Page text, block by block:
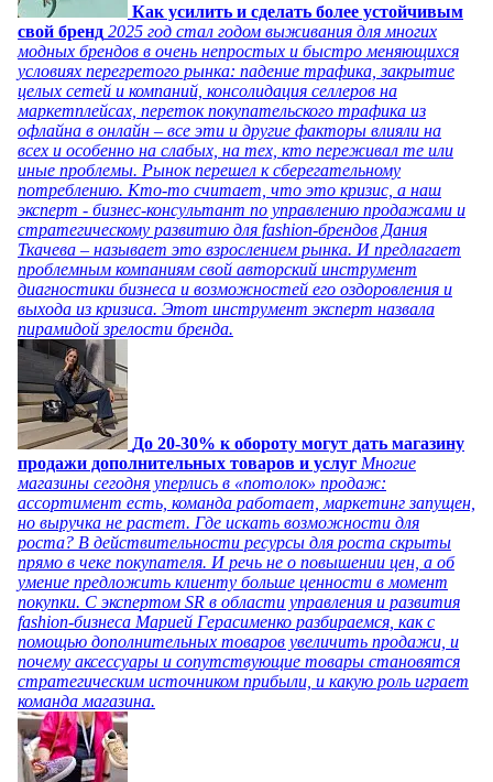
Как усилить и сделать более устойчивым
свой бренд 2025 год стал годом выживания для многих
модных брендов в очень непростых и быстро меняющихся
условиях перегретого рынка: падение трафика, закрытие
целых сетей и компаний, консолидация селлеров на
маркетплейсах, переток покупательского трафика из
офлайна в онлайн – все эти и другие факторы влияли на
всех и особенно на слабых, на тех, кто переживал те или
иные проблемы. Рынок перешел к сберегательному
потреблению. Кто-то считает, что это кризис, а наш
эксперт - бизнес-консультант по управлению продажами и
стратегическому развитию для fashion-брендов Дания
Ткачева – называет это взрослением рынка. И предлагает
проблемным компаниям свой авторский инструмент
диагностики бизнеса и возможностей его оздоровления и
выхода из кризиса. Этот инструмент эксперт назвала
пирамидой зрелости бренда.
До 20-30% к обороту могут дать магазину
продажи дополнительных товаров и услуг Многие
магазины сегодня уперлись в «потолок» продаж:
ассортимент есть, команда работает, маркетинг запущен,
но выручка не растет. Где искать возможности для
роста? В действительности ресурсы для роста скрыты
прямо в чеке покупателя. И речь не о повышении цен, а об
умение предложить клиенту больше ценности в момент
покупки. С экспертом SR в области управления и развития
fashion-бизнеса Марией Герасименко разбираемся, как с
помощью дополнительных товаров увеличить продажи, и
почему аксессуары и сопутствующие товары становятся
стратегическим источником прибыли, и какую роль играет
команда магазина.